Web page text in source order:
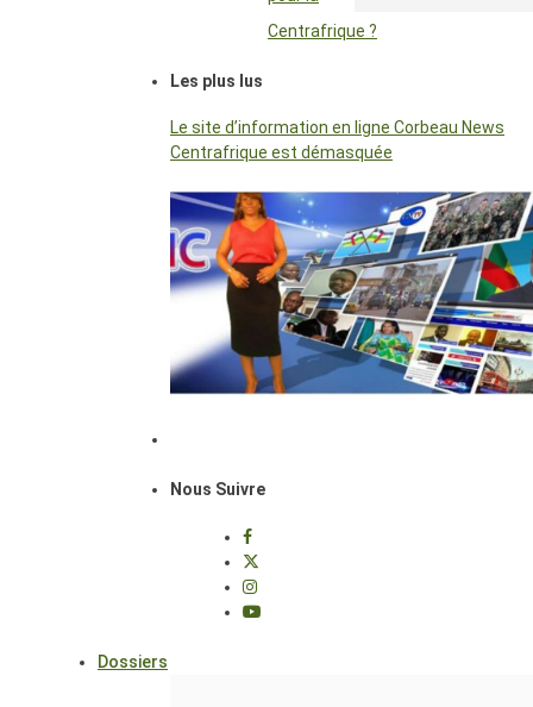
Centrafrique ?
Les plus lus
Le site d’information en ligne Corbeau News
Centrafrique est démasquée
Nous Suivre
Dossiers